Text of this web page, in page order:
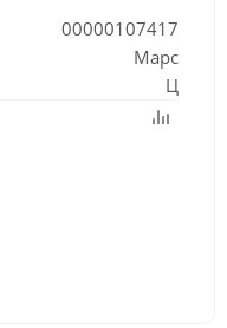
00000107417
Марс
Ц